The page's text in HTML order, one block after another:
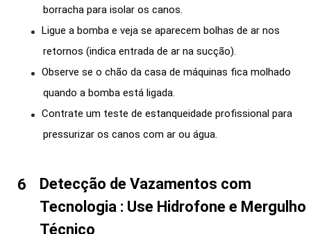
borracha para isolar os canos.
Ligue a bomba e veja se aparecem bolhas de ar nos
retornos (indica entrada de ar na sucção).
Observe se o chão da casa de máquinas fica molhado
quando a bomba está ligada.
Contrate um teste de estanqueidade profissional para
pressurizar os canos com ar ou água.
Detecção de Vazamentos com
Tecnologia : Use Hidrofone e Mergulho
Técnico